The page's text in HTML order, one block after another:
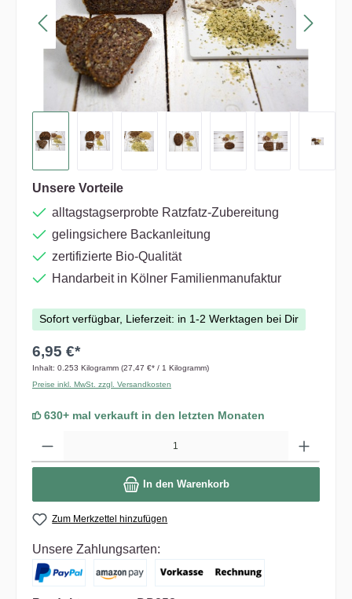
Unsere Vorteile
alltagstagserprobte Ratzfatz-Zubereitung
gelingsichere Backanleitung
zertifizierte Bio-Qualität
Handarbeit in Kölner Familienmanufaktur
Sofort verfügbar, Lieferzeit: in 1-2 Werktagen bei Dir
6,95 €*
Inhalt: 0.253 Kilogramm (27,47 €* / 1 Kilogramm)
Preise inkl. MwSt. zzgl. Versandkosten
630+ mal verkauft in den letzten Monaten
In den Warenkorb
Zum Merkzettel hinzufügen
Unsere Zahlungsarten: